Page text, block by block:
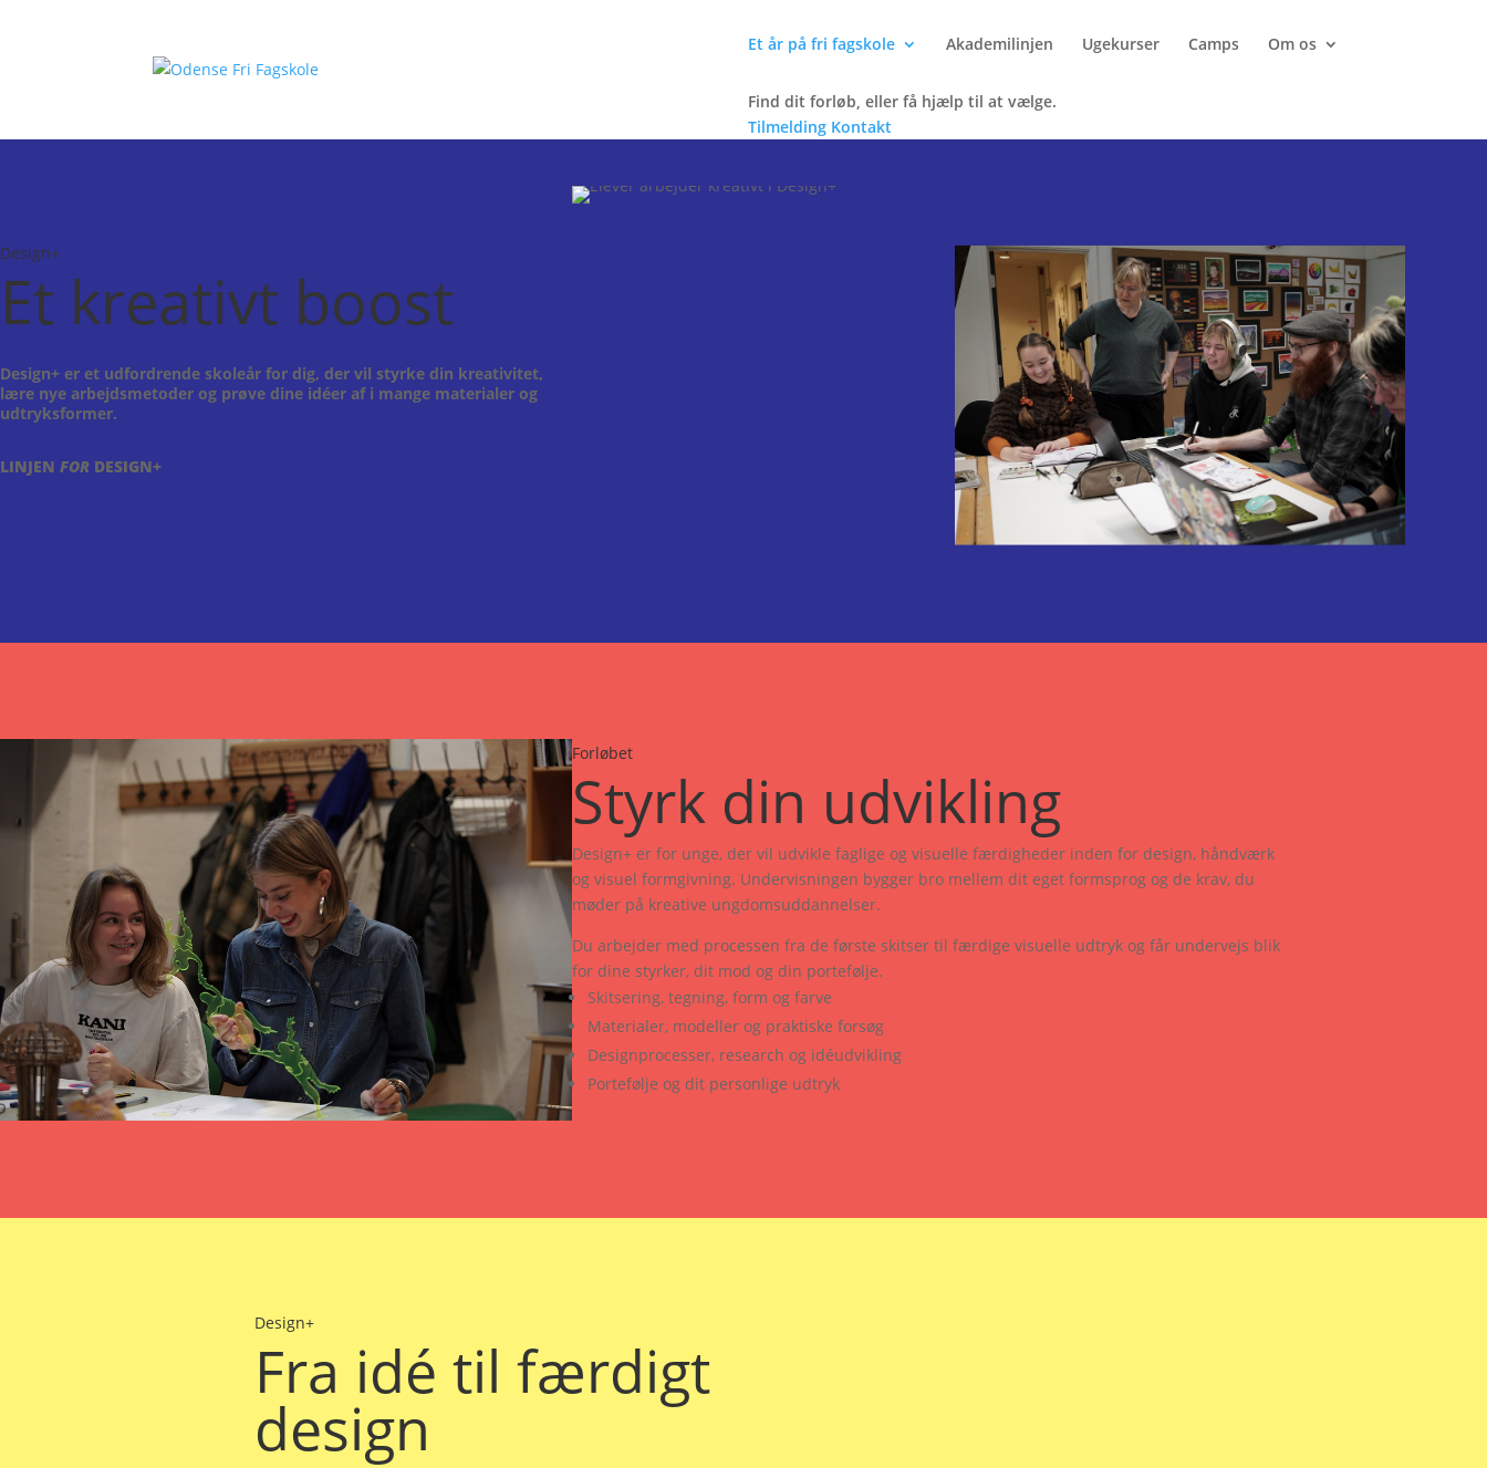
Et år på fri fagskole Akademilinjen Ugekurser Camps Om os
Find dit forløb, eller få hjælp til at vælge.
Tilmelding Kontakt
Design+
Et kreativt boost
Design+ er et udfordrende skoleår for dig, der vil styrke din kreativitet,
lære nye arbejdsmetoder og prøve dine idéer af i mange materialer og
udtryksformer.
LINJEN FOR DESIGN+
Forløbet
Styrk din udvikling
Design+ er for unge, der vil udvikle faglige og visuelle færdigheder inden for design, håndværk
og visuel formgivning. Undervisningen bygger bro mellem dit eget formsprog og de krav, du
møder på kreative ungdomsuddannelser.
Du arbejder med processen fra de første skitser til færdige visuelle udtryk og får undervejs blik
for dine styrker, dit mod og din portefølje.
Skitsering, tegning, form og farve
Materialer, modeller og praktiske forsøg
Designprocesser, research og idéudvikling
Portefølje og dit personlige udtryk
Design+
Fra idé til færdigt
design